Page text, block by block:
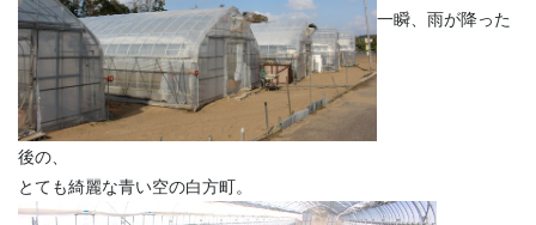
一瞬、雨が降った
後の、
とても綺麗な青い空の白方町。